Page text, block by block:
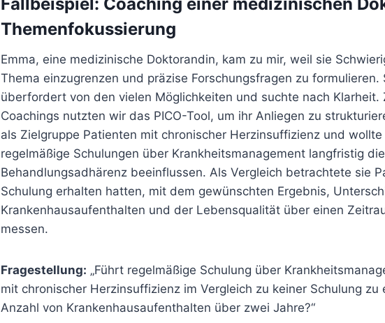
Themenfokussierung
Emma, eine medizinische Doktorandin, kam zu mir, weil sie
Thema einzugrenzen und präzise Forschungsfragen zu formulieren.
überfordert von den vielen Möglichkeiten und suchte nach Klarheit.
Coachings nutzten wir das PICO-Tool, um ihr Anliegen zu
als Zielgruppe Patienten mit chronischer Herzinsuffizienz und
regelmäßige Schulungen über Krankheitsmanagement langfristig die
Behandlungsadhärenz beeinflussen. Als Vergleich betrachtete sie
Schulung erhalten hatten, mit dem gewünschten Ergebnis,
Krankenhausaufenthalten und der Lebensqualität über einen
messen.
Fragestellung: „Führt regelmäßige Schulung über
mit chronischer Herzinsuffizienz im Vergleich zu keiner Schulung zu
Anzahl von Krankenhausaufenthalten über zwei Jahre?“